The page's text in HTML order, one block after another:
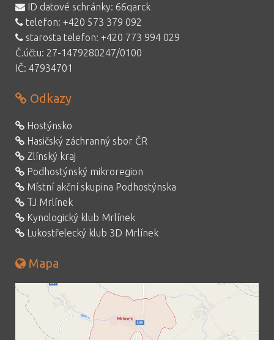
ID datové schránky: 66qarck
telefon: +420 573 379 092
starosta telefon: +420 773 994 029
Č.účtu: 27-1479280247/0100
IČ: 47934701
Odkazy
Hostýnsko
Hasičský záchranný sbor ČR
Zlínský kraj
Podhostýnský mikroregion
Místní akční skupina Podhostýnska
TJ Mrlínek
Kynologický klub Mrlínek
Lukostřelecký klub 3D Mrlínek
Mapa